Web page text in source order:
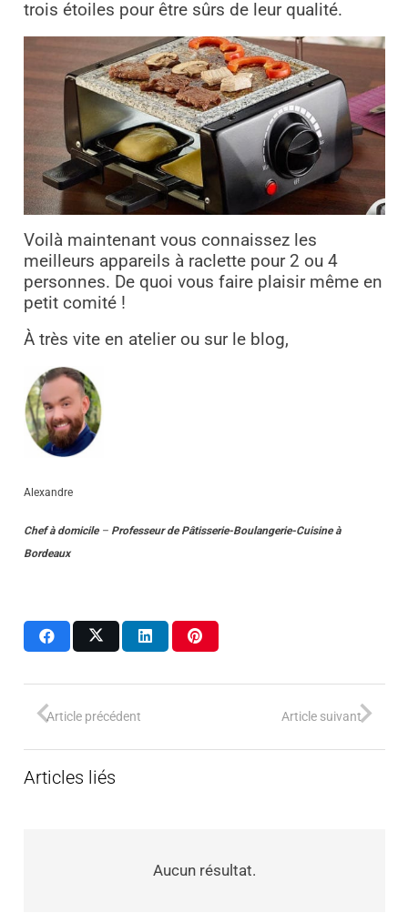
trois étoiles pour être sûrs de leur qualité.
Voilà maintenant vous connaissez les
meilleurs appareils à raclette pour 2 ou 4
personnes. De quoi vous faire plaisir même en
petit comité !
À très vite en atelier ou sur le blog,
Alexandre
Chef à domicile– Professeur de Pâtisserie-Boulangerie-Cuisine à
Bordeaux
Article précédent Article suivant
Articles liés
Aucun résultat.